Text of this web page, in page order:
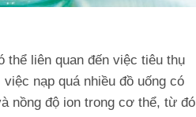
thể liên quan đến việc tiêu thụ
nạp quá nhiều đồ uống có
nồng độ ion trong cơ thể, từ đó